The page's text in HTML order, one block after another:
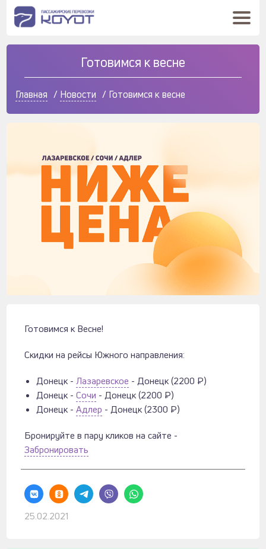
Готовимся к весне
Главная / Новости / Готовимся к весне
Готовимся к Весне!
Скидки на рейсы Южного направления:
Донецк -Лазаревское - Донецк (2200 ₽)
Донецк -Сочи - Донецк (2200 ₽)
Донецк -Адлер - Донецк (2300 ₽)
Бронируйте в пару кликов на сайте -
Забронировать
25.02.2021